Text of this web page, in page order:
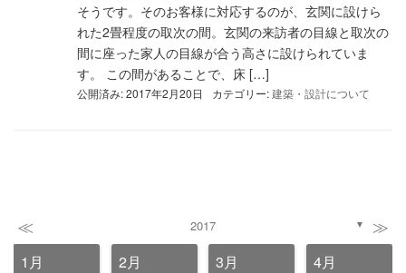
そうです。そのお客様に対応するのが、玄関に設けら
れた2畳程度の取次の間。玄関の来訪者の目線と取次の
間に座った家人の目線が合う高さに設けられていま
す。 この間があることで、床 […]
公開済み: 2017年2月20日 カテゴリー:建築・設計について
≪ 2017 ▼ ≫
1月 2月 3月 4月